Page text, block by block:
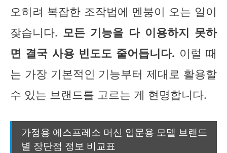
오히려 복잡한 조작법에 멘붕이 오는 일이
잦습니다. 모든 기능을 다 이용하지 못하
면 결국 사용 빈도도 줄어듭니다. 이럴 때
는 가장 기본적인 기능부터 제대로 활용할
수 있는 브랜드를 고르는 게 현명합니다.
가정용 에스프레소 머신 입문용 모델 브랜드
별 장단점 정보 비교표